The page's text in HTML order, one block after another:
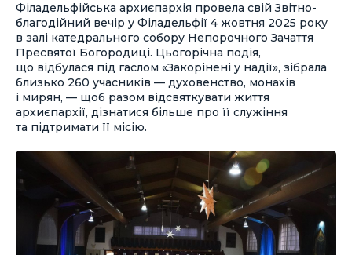
Філадельфійська архиєпархія провела свій Звітно-
благодійний вечір у Філадельфії 4 жовтня 2025 року
в залі катедрального собору Непорочного Зачаття
Пресвятої Богородиці. Цьогорічна подія,
що відбулася під гаслом «Закорінені у надії», зібрала
близько 260 учасників — духовенство, монахів
і мирян, — щоб разом відсвяткувати життя
архиєпархії, дізнатися більше про її служіння
та підтримати її місію.